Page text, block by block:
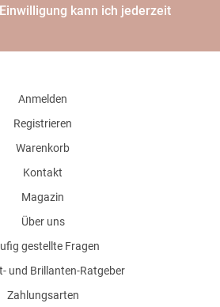
kann ich jederzeit
Anmelden
Registrieren
Warenkorb
Kontakt
Magazin
Über uns
gestellte Fragen
und Brillanten-Ratgeber
Zahlungsarten